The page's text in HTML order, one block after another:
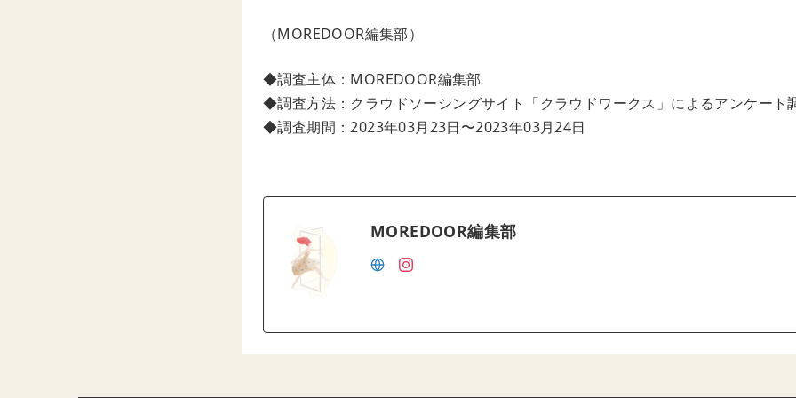
（MOREDOOR編集部）
◆調査主体：MOREDOOR編集部
◆調査方法：クラウドソーシングサイト「クラウドワークス」によるアンケート
◆調査期間：2023年03月23日〜2023年03月24日
MOREDOOR編集部